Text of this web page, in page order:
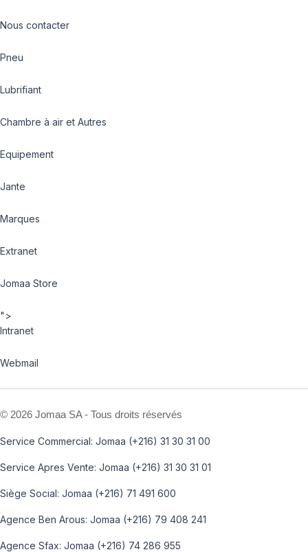
Nous contacter
Pneu
Lubrifiant
Chambre à air et Autres
Equipement
Jante
Marques
Extranet
Jomaa Store
">
Intranet
Webmail
© 2026 Jomaa SA - Tous droits réservés
Service Commercial: Jomaa (+216) 31 30 31 00
Service Apres Vente: Jomaa (+216) 31 30 31 01
Siège Social: Jomaa (+216) 71 491 600
Agence Ben Arous: Jomaa (+216) 79 408 241
Agence Sfax: Jomaa (+216) 74 286 955